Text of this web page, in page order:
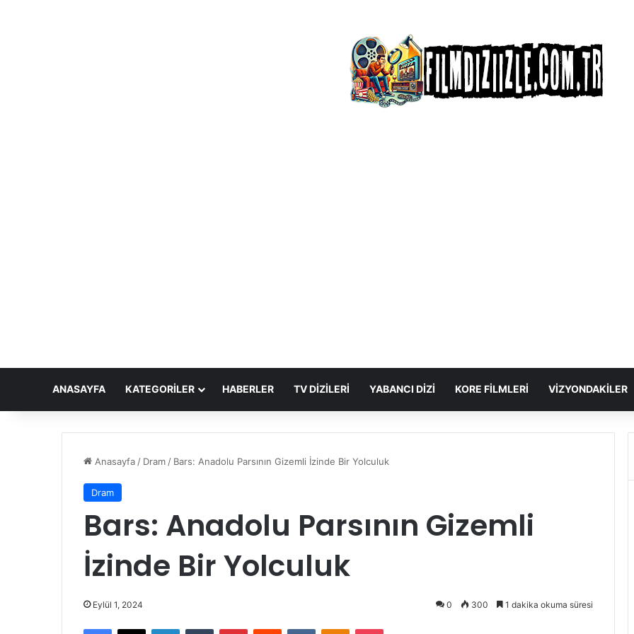
ANASAYFA KATEGORILER HABERLER TV DIZILERI YABANCI DIZI KORE FILMLERI VIZYONDAKILER
Anasayfa / Dram / Bars: Anadolu Parsının Gizemli İzinde Bir Yolculuk
Dram
Bars: Anadolu Parsının Gizemli
İzinde Bir Yolculuk
Eylül 1, 2024 0 300 1 dakika okuma süresi
Facebook
X LinkedInTumblr PinterestReddit VKontakteOdnoklassniki
Pocket